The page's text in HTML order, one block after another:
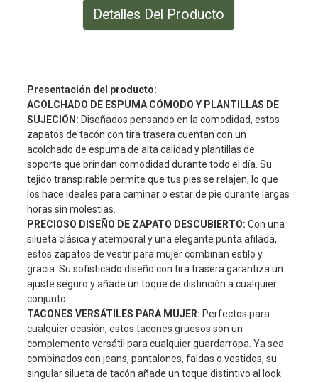
Detalles Del Producto
Presentación del producto:
ACOLCHADO DE ESPUMA CÓMODO Y PLANTILLAS DE
SUJECIÓN: Diseñados pensando en la comodidad, estos
zapatos de tacón con tira trasera cuentan con un
acolchado de espuma de alta calidad y plantillas de
soporte que brindan comodidad durante todo el día. Su
tejido transpirable permite que tus pies se relajen, lo que
los hace ideales para caminar o estar de pie durante largas
horas sin molestias.
PRECIOSO DISEÑO DE ZAPATO DESCUBIERTO: Con una
silueta clásica y atemporal y una elegante punta afilada,
estos zapatos de vestir para mujer combinan estilo y
gracia. Su sofisticado diseño con tira trasera garantiza un
ajuste seguro y añade un toque de distinción a cualquier
conjunto.
TACONES VERSÁTILES PARA MUJER: Perfectos para
cualquier ocasión, estos tacones gruesos son un
complemento versátil para cualquier guardarropa. Ya sea
combinados con jeans, pantalones, faldas o vestidos, su
singular silueta de tacón añade un toque distintivo al look